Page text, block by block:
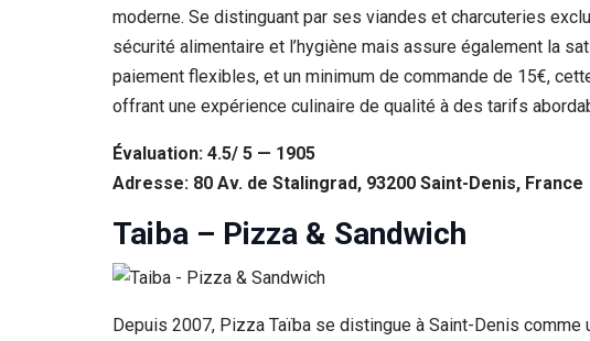
moderne. Se distinguant par ses viandes et charcuteries
sécurité alimentaire et l’hygiène mais assure également la
paiement flexibles, et un minimum de commande de 15€,
offrant une expérience culinaire de qualité à des tarifs
Évaluation: 4.5/ 5 — 1905
Adresse: 80 Av. de Stalingrad, 93200 Saint-Denis, France
Taiba – Pizza & Sandwich
Depuis 2007, Pizza Taïba se distingue à Saint-Denis